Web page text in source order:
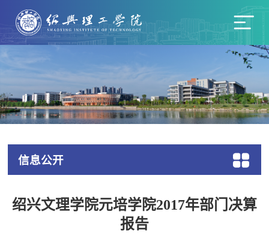
信息公开
绍兴文理学院元培学院2017年部门决算
报告